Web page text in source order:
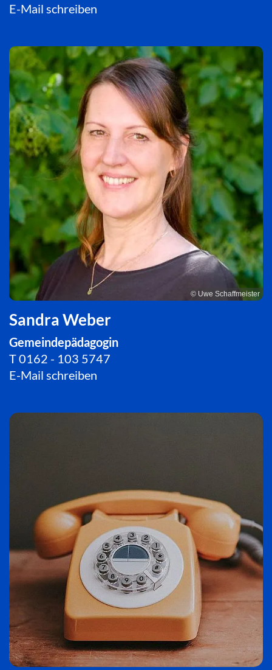
E-Mail schreiben
© Uwe Schaffmeister
Sandra Weber
Gemeindepädagogin
T0162 - 103 5747
E-Mail schreiben